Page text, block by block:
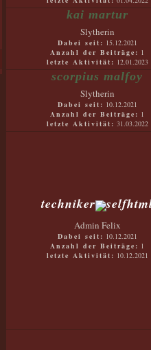
kai martur
Slytherin
Dabei seit: 15.12.2021
Anzahl der Beiträge: 1
letzte Aktivität: 12.01.2023
scorpius malfoy
Slytherin
Dabei seit: 10.12.2021
Anzahl der Beiträge: 1
letzte Aktivität: 31.03.2022
techniker
Admin Felix
Dabei seit: 10.12.2021
Anzahl der Beiträge: 1
letzte Aktivität: 10.12.2021